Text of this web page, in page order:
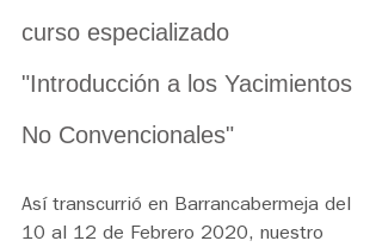
curso especializado
"Introducción a los Yacimientos
No Convencionales"
Así transcurrió en Barrancabermeja del
10 al 12 de Febrero 2020, nuestro